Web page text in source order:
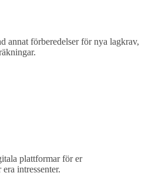
annat förberedelser för nya lagkrav,
plattformar för er
intressenter.